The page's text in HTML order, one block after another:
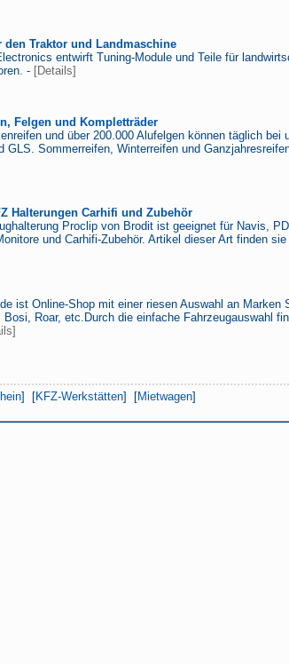
Traktor und Landmaschine
entwirft Tuning-Module und Teile für
- [Details]
Felgen und Kompletträder
und über 200.000 Alufelgen können täglich
GLS. Sommerreifen, Winterreifen und
Halterungen Carhifi und Zubehör
Proclip von Brodit ist geeignet für Navis,
und Carhifi-Zubehör. Artikel dieser Art finden
ist Online-Shop mit einer riesen Auswahl an
Roar, etc.Durch die einfache Fahrzeugauswahl
] [KFZ-Werkstätten] [Mietwagen]